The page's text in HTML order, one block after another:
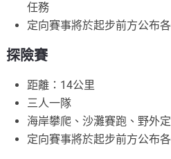
任務
定向賽事將於起步前方公布
探險賽
距離：14公里
三人一隊
海岸攀爬、沙灘賽跑、野外
定向賽事將於起步前方公布